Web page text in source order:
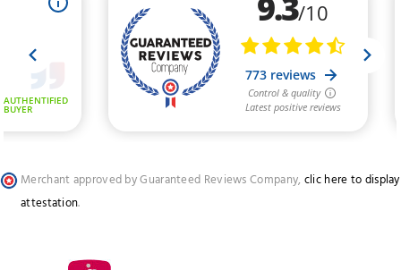
Merchant approved by Guaranteed Reviews Company, clic here to display
attestation.